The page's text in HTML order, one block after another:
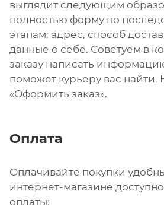
выглядит следующим
полностью форму по
этапам: адрес, способ
данные о себе. Советуем в
заказу написать
поможет курьеру вас найти.
«Оформить заказ».
Оплата
Оплачивайте покупки
интернет-магазине
оплаты: